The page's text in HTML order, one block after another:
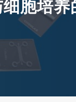
胞培养